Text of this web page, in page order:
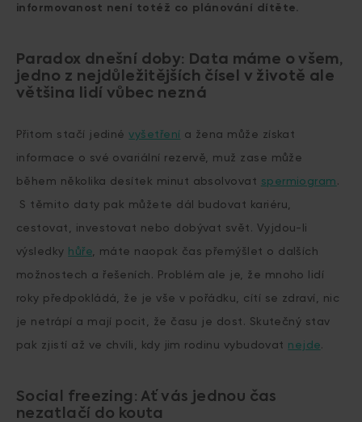
informovanost není totéž co plánování dítěte.
Paradox dnešní doby: Data máme o všem,
jedno z nejdůležitějších čísel v životě ale
většina lidí vůbec nezná
Přitom stačí jedinévyšetření a žena může získat
informace o své ovariální rezervě, muž zase může
během několika desítek minut absolvovat spermiogram.
S těmito daty pak můžete dál budovat kariéru,
cestovat, investovat nebo dobývat svět. Vyjdou-li
výsledky hůře , máte naopak čas přemýšlet o dalších
možnostech a řešeních. Problém ale je, že mnoho lidí
roky předpokládá, že je vše v pořádku, cítí se zdraví, nic
je netrápí a mají pocit, že času je dost. Skutečný stav
pak zjistí až ve chvíli, kdy jim rodinu vybudovat nejde.
Social freezing: Ať vás jednou čas
nezatlačí do kouta